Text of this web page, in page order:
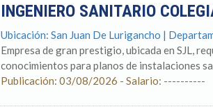
INGENIERO SANITARIO
Ubicación: San Juan De Lurigancho |
Empresa de gran prestigio, ubicada en SJL,
conocimientos para planos de instalaciones
Publicación: 03/08/2026 - Salario: ----------